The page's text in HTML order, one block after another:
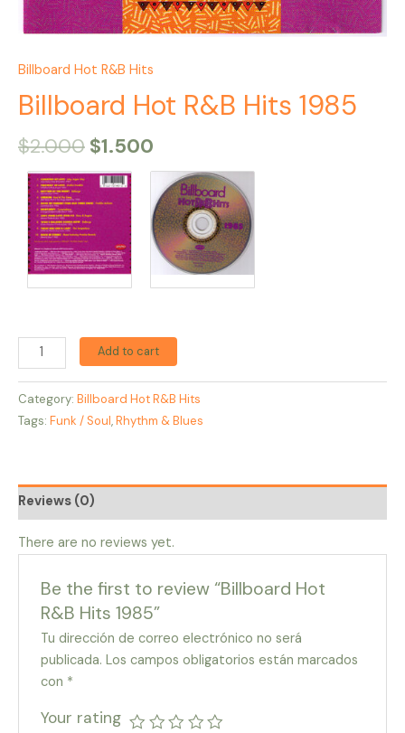
Billboard Hot R&B Hits
Billboard Hot R&B Hits 1985
$2.000 $1.500
Add to cart
Category: Billboard Hot R&B Hits
Tags: Funk / Soul,Rhythm & Blues
Reviews (0)
There are no reviews yet.
Be the first to review “Billboard Hot
R&B Hits 1985”
Tu dirección de correo electrónico no será
publicada. Los campos obligatorios están marcados
con *
Your rating